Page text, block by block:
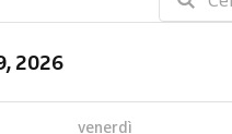
2026
venerdì